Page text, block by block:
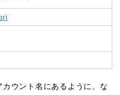
ウント名にあるように、な